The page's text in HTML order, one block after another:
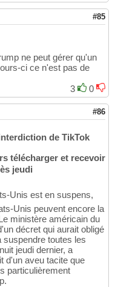
#85
ne peut gérer qu'un
ci ce n'est pas de
3
0
#86
de TikTok
télécharger et recevoir
jeudi
Unis est en suspens,
Unis peuvent encore la
ministère américain du
décret qui aurait obligé
suspendre toutes les
jeudi dernier, a
d'un aveu tacite que
particulièrement